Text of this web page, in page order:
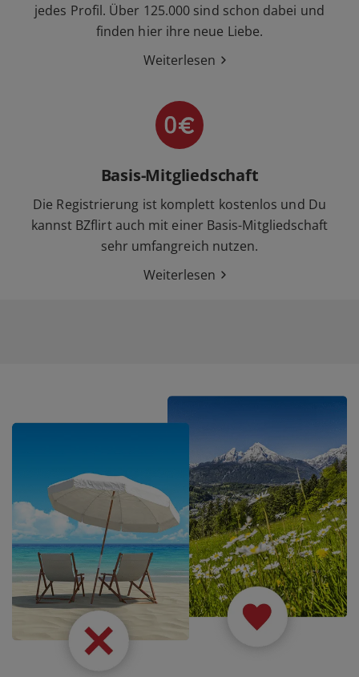
jedes Profil. Über 125.000 sind schon dabei und
finden hier ihre neue Liebe.
Weiterlesen
Basis-Mitgliedschaft
Die Registrierung ist komplett kostenlos und Du
kannst BZflirt auch mit einer Basis-Mitgliedschaft
sehr umfangreich nutzen.
Weiterlesen